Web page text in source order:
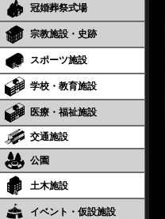
冠婚葬祭式場
宗教施設・史跡
スポーツ施設
学校・教育施設
医療・福祉施設
交通施設
公園
土木施設
イベント・仮設施設